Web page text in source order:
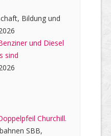
Bildung und
und Diesel
sind
Churchill.
SBB,